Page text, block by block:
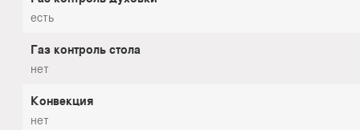
есть
Газ контроль стола
нет
Конвекция
нет